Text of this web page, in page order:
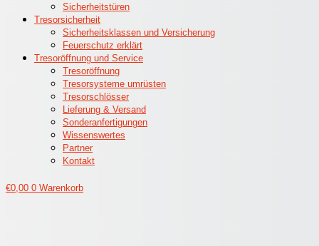
Sicherheitstüren
Tresorsicherheit
Sicherheitsklassen und Versicherung
Feuerschutz erklärt
Tresoröffnung und Service
Tresoröffnung
Tresorsysteme umrüsten
Tresorschlösser
Lieferung & Versand
Sonderanfertigungen
Wissenswertes
Partner
Kontakt
€0,00 0 Warenkorb